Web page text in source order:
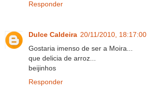
Responder
Dulce Caldeira 20/11/2010, 18:17:00
Gostaria imenso de ser a Moira...
que delicia de arroz...
beijinhos
Responder